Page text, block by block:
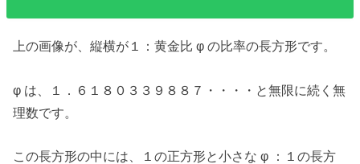
上の画像が、縦横が１：黄金比 φ の比率の長方形です。
φ は、１．６１８０３３９８８７・・・・と無限に続く無
理数です。
この長方形の中には、１の正方形と小さな φ ：１の長方